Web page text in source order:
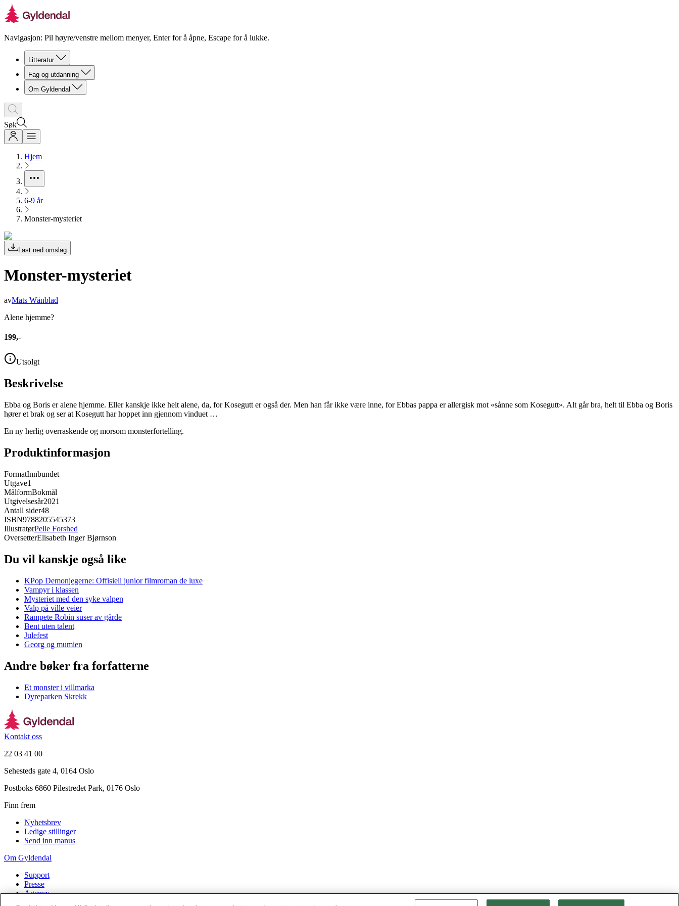
Navigasjon: Pil høyre/venstre mellom menyer, Enter for å åpne, Escape for å lukke.
Litteratur
Fag og utdanning
Om Gyldendal
Søk
Hjem
6-9 år
Monster-mysteriet
Last ned omslag
Monster-mysteriet
avMats Wänblad
Alene hjemme?
199,-
Utsolgt
Beskrivelse
Ebba og Boris er alene hjemme. Eller kanskje ikke helt alene, da, for Kosegutt er også der. Men han får ikke være inne, for Ebbas pappa er allergisk mot «sånne som Kosegutt». Alt går bra, helt til Ebba og Boris
hører et brak og ser at Kosegutt har hoppet inn gjennom vinduet …
En ny herlig overraskende og morsom monsterfortelling.
Produktinformasjon
FormatInnbundet
Utgave1
MålformBokmål
Utgivelsesår2021
Antall sider48
ISBN9788205545373
IllustratørPelle Forshed
OversetterElisabeth Inger Bjørnson
Du vil kanskje også like
KPop Demonjegerne: Offisiell junior filmroman de luxe
Vampyr i klassen
Mysteriet med den syke valpen
Valp på ville veier
Rampete Robin suser av gårde
Bent uten talent
Julefest
Georg og mumien
Andre bøker fra forfatterne
Et monster i villmarka
Dyreparken Skrekk
Kontakt oss
22 03 41 00
Sehesteds gate 4, 0164 Oslo
Postboks 6860 Pilestredet Park, 0176 Oslo
Finn frem
Nyhetsbrev
Ledige stillinger
Send inn manus
Om Gyldendal
Support
Presse
Agency